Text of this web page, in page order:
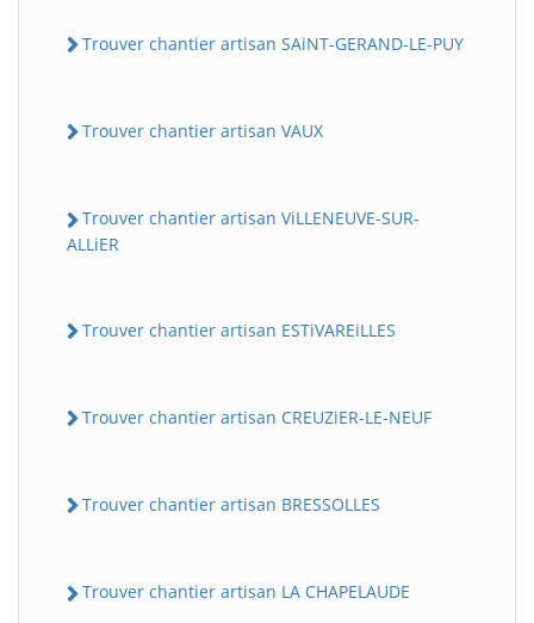
Trouver chantier artisan SAiNT-GERAND-LE-PUY
Trouver chantier artisan VAUX
Trouver chantier artisan ViLLENEUVE-SUR-
ALLiER
Trouver chantier artisan ESTiVAREiLLES
Trouver chantier artisan CREUZiER-LE-NEUF
Trouver chantier artisan BRESSOLLES
Trouver chantier artisan LA CHAPELAUDE